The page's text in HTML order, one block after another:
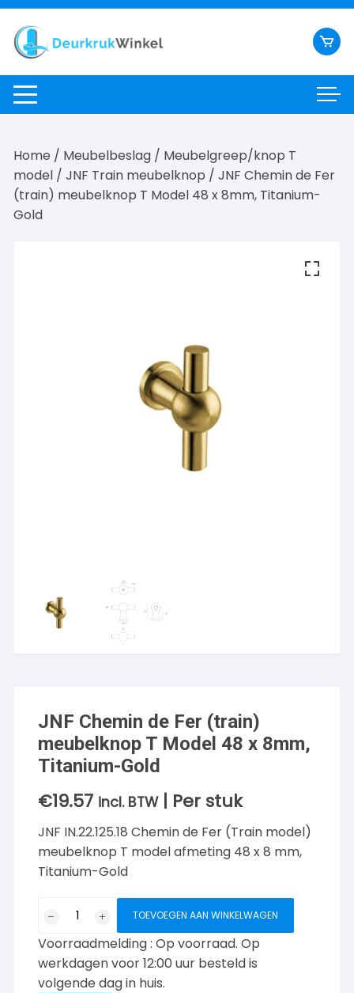
Ga
naar
inhoud
Home / Meubelbeslag / Meubelgreep/knop T
model /JNF Train meubelknop / JNF Chemin de Fer
(train) meubelknop T Model 48 x 8mm, Titanium-
Gold
JNF Chemin de Fer (train)
meubelknop T Model 48 x 8mm,
Titanium-Gold
€19.57 incl. BTW | Per stuk
JNF IN.22.125.18 Chemin de Fer (Train model)
meubelknop T model afmeting 48 x 8 mm,
Titanium-Gold
Chemin
de
Fer
(train)
TOEVOEGEN AAN WINKELWAGEN
Voorraadmelding : Op voorraad. Op
werkdagen voor 12:00 uur besteld is
volgende dag in huis.